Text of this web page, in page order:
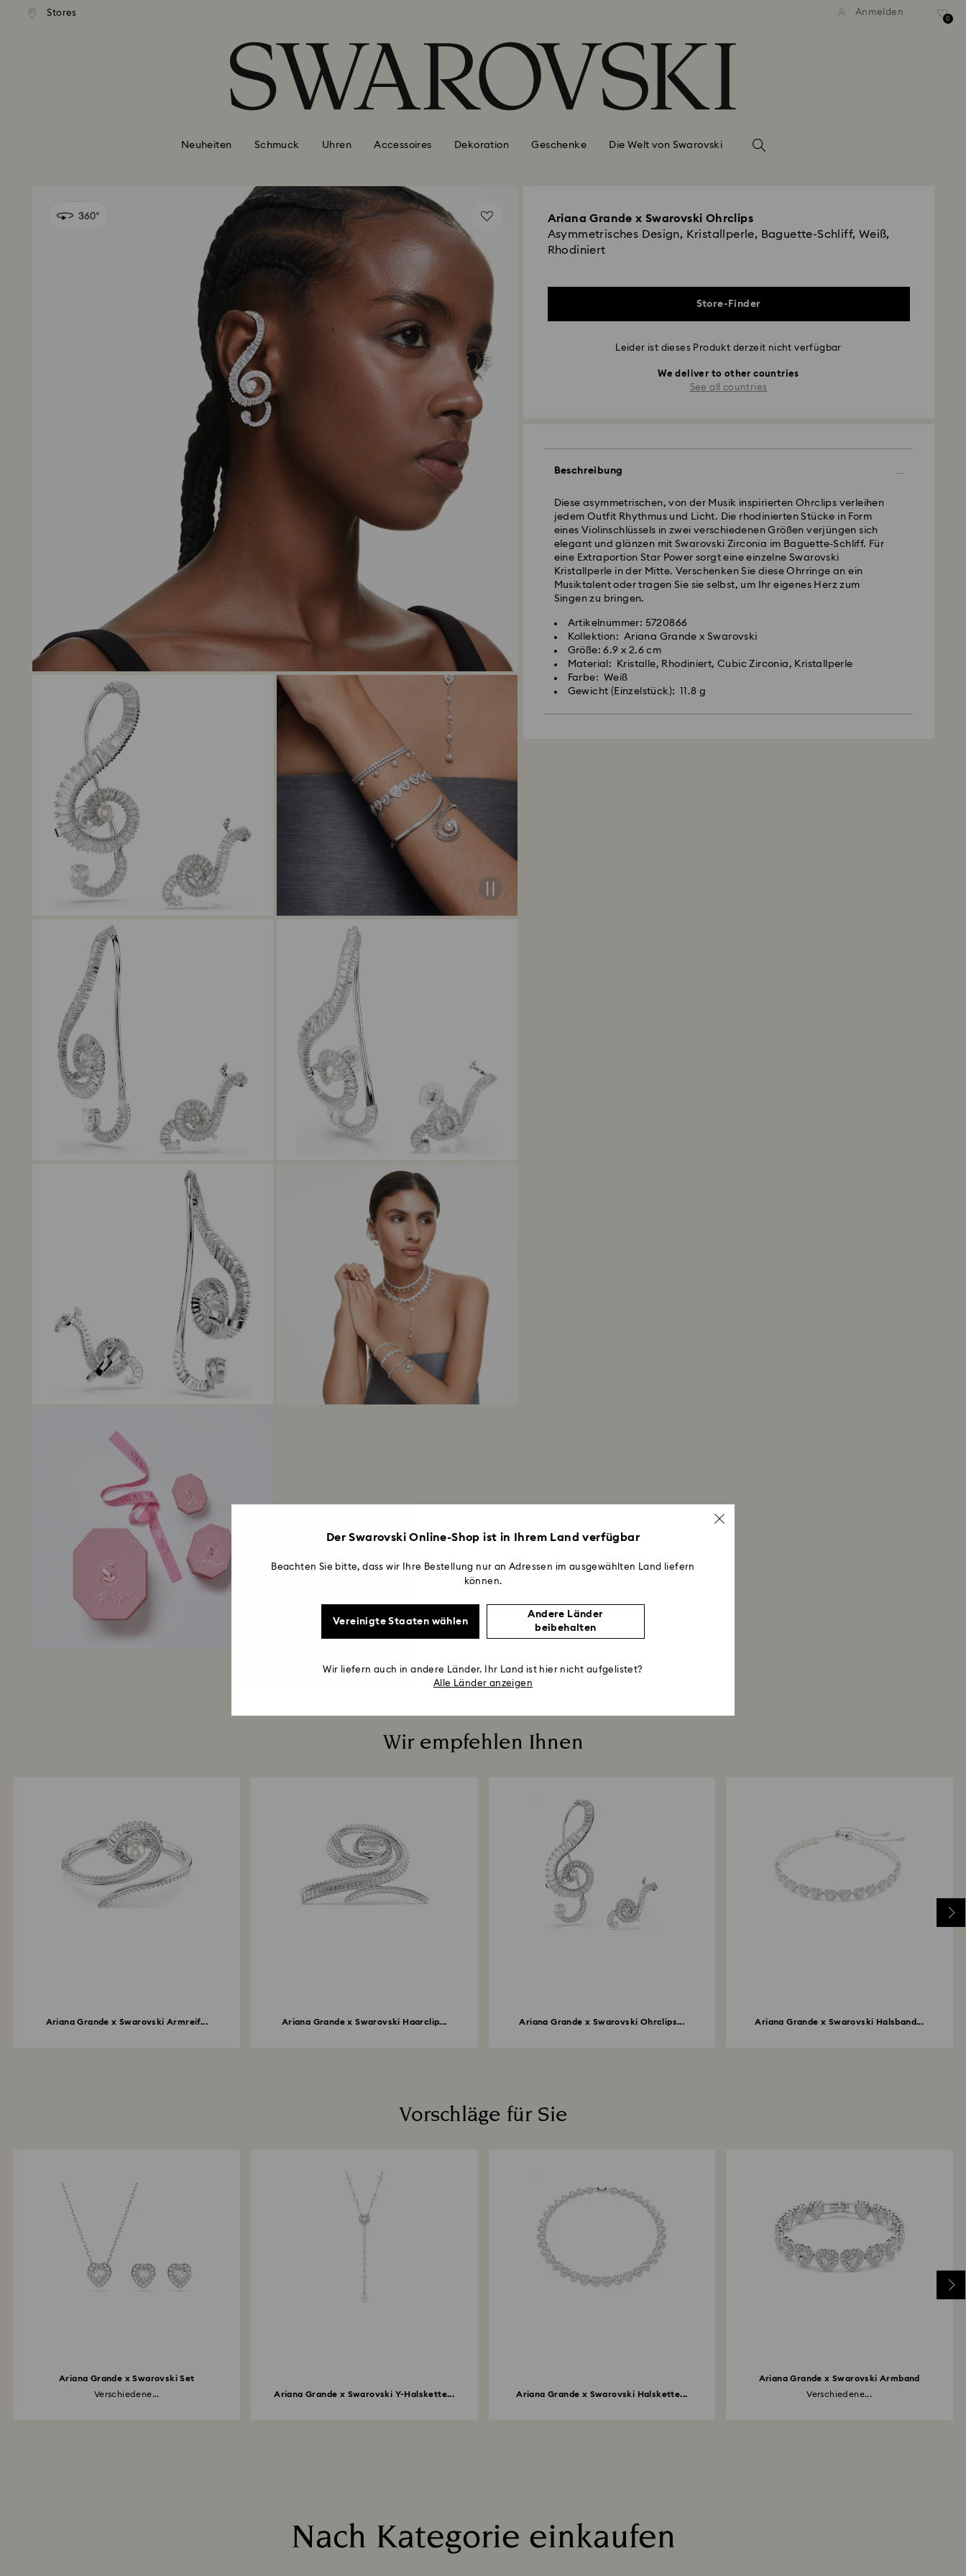
Liste Tastaturkürzel
Stores Anmelden
0
Neuheiten Schmuck Uhren Accessoires Dekoration Geschenke Die Welt von Swarovski
Ariana Grande x Swarovski Ohrclips
Asymmetrisches Design, Kristallperle, Baguette-Schliff, Weiß,
Rhodiniert
Store-Finder
Leider ist dieses Produkt derzeit nicht verfügbar
We deliver to other countries
See all countries
Beschreibung
Diese asymmetrischen, von der Musik inspirierten Ohrclips verleihen
jedem Outfit Rhythmus und Licht. Die rhodinierten Stücke in Form
eines Violinschlüssels in zwei verschiedenen Größen verjüngen sich
elegant und glänzen mit Swarovski Zirconia im Baguette-Schliff. Für
eine Extraportion Star Power sorgt eine einzelne Swarovski
Kristallperle in der Mitte. Verschenken Sie diese Ohrringe an ein
Musiktalent oder tragen Sie sie selbst, um Ihr eigenes Herz zum
Singen zu bringen.
Artikelnummer: 5720866
Kollektion: Ariana Grande x Swarovski
Größe: 6.9 x 2.6 cm
Material: Kristalle, Rhodiniert, Cubic Zirconia, Kristallperle
Farbe: Weiß
Gewicht (Einzelstück): 11.8 g
Wir empfehlen Ihnen
Ariana Grande x Swarovski Armreif... Ariana Grande x Swarovski Haarclip... Ariana Grande x Swarovski Ohrclips... Ariana Grande x Swarovski Halsband...
Vorschläge für Sie
Ariana Grande x Swarovski Set
Verschiedene...
Ariana Grande x Swarovski Y-Halskette... Ariana Grande x Swarovski Halskette...
Ariana Grande x Swarovski Armband
Verschiedene...
Nach Kategorie einkaufen
Der Swarovski Online-Shop ist in Ihrem Land verfügbar
Beachten Sie bitte, dass wir Ihre Bestellung nur an Adressen im ausgewählten Land liefern
können.
Vereinigte Staaten wählen
Andere Länder
beibehalten
Wir liefern auch in andere Länder. Ihr Land ist hier nicht aufgelistet?
Alle Länder anzeigen